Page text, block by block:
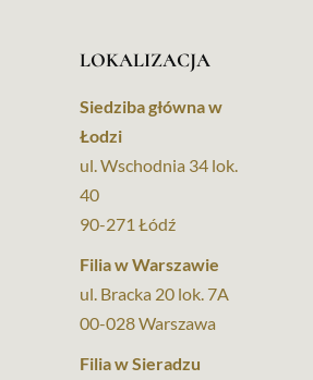
LOKALIZACJA
Siedziba główna w
Łodzi
ul. Wschodnia 34 lok.
40
90-271 Łódź
Filia w Warszawie
ul. Bracka 20 lok. 7A
00-028 Warszawa
Filia w Sieradzu